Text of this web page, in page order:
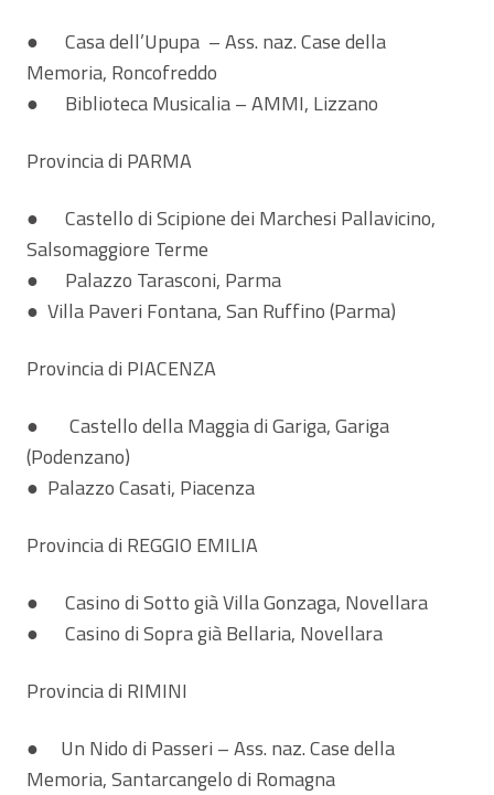
● Casa dell’Upupa – Ass. naz. Case della
Memoria, Roncofreddo
● Biblioteca Musicalia – AMMI, Lizzano
Provincia di PARMA
● Castello di Scipione dei Marchesi Pallavicino,
Salsomaggiore Terme
● Palazzo Tarasconi, Parma
● Villa Paveri Fontana, San Ruffino (Parma)
Provincia di PIACENZA
● Castello della Maggia di Gariga, Gariga
(Podenzano)
● Palazzo Casati, Piacenza
Provincia di REGGIO EMILIA
● Casino di Sotto già Villa Gonzaga, Novellara
● Casino di Sopra già Bellaria, Novellara
Provincia di RIMINI
● Un Nido di Passeri – Ass. naz. Case della
Memoria, Santarcangelo di Romagna